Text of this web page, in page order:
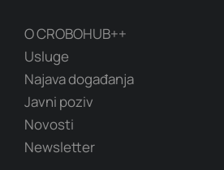
O CROBOHUB++
Usluge
Najava događanja
Javni poziv
Novosti
Newsletter